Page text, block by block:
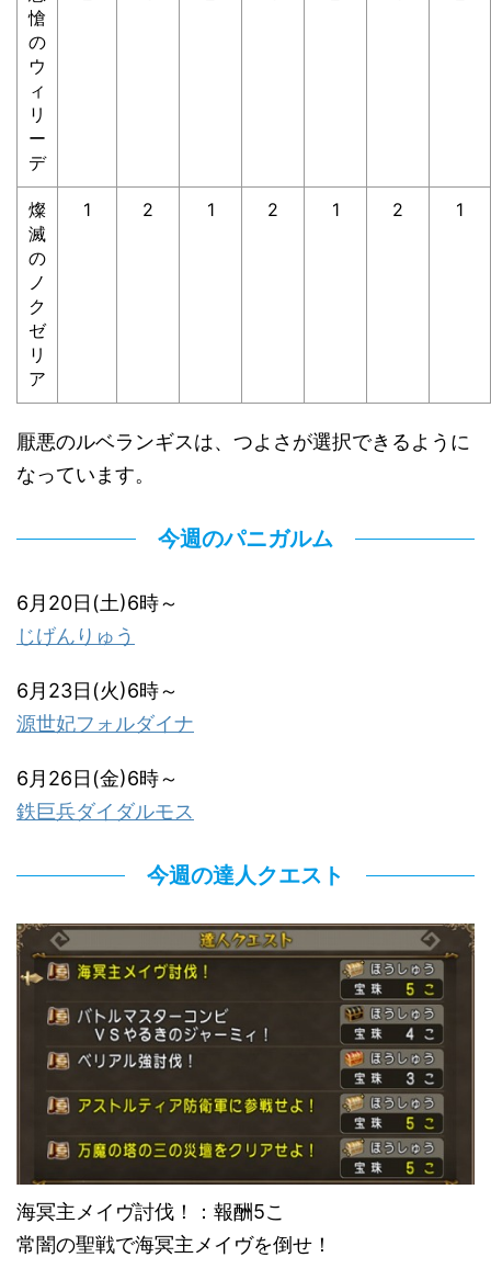
愴
の
ウ
ィ
リ
ー
デ
燦
滅
の
ノ
ク
ゼ
リ
ア
1 2 1 2 1 2 1
厭悪のルベランギスは、つよさが選択できるように
なっています。
今週のパニガルム
6月20日(土)6時～
じげんりゅう
6月23日(火)6時～
源世妃フォルダイナ
6月26日(金)6時～
鉄巨兵ダイダルモス
今週の達人クエスト
海冥主メイヴ討伐！：報酬5こ
常闇の聖戦で海冥主メイヴを倒せ！